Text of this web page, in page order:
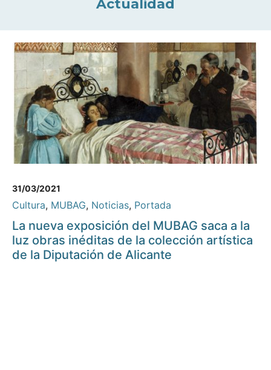
Actualidad
31/03/2021
Cultura, MUBAG, Noticias, Portada
La nueva exposición del MUBAG saca a la
luz obras inéditas de la colección artística
de la Diputación de Alicante